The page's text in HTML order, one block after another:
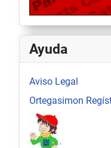
Ayuda
Aviso Legal
Ortegasimon
.